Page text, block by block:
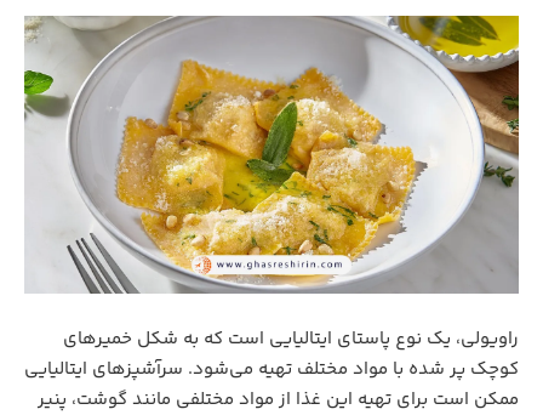
راویولی، یک نوع پاستای ایتالیایی است که به شکل خمیرهای
کوچک پر شده با مواد مختلف تهیه می‌شود. سرآشپزهای ایتالیایی
ممکن است برای تهیه این غذا از مواد مختلفی مانند گوشت، پنیر